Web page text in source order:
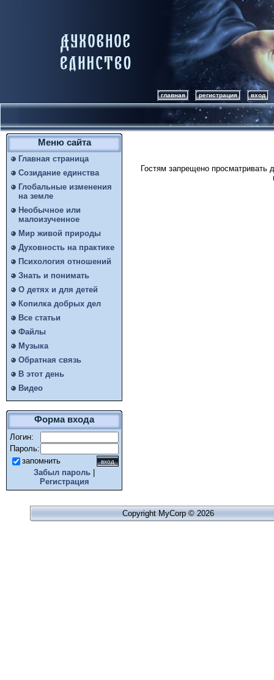
главная регистрация вход
Меню сайта
Главная страница
Созидание единства
Глобальные изменения
на земле
Необычное или
малоизученное
Мир живой природы
Духовность на практике
Психология отношений
Знать и понимать
О детях и для детей
Копилка добрых дел
Все статьи
Файлы
Музыка
Обратная связь
В этот день
Видео
Форма входа
Логин:
Пароль:
запомнить
Забыл пароль
Регистрация
Гостям запрещено просматривать
Copyright MyCorp © 2026